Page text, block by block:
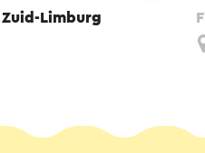
Limburg